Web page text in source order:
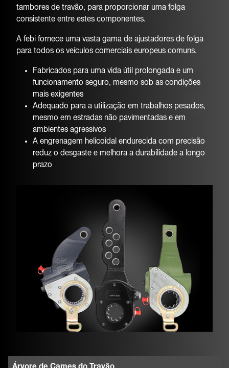
tambores de travão, para proporcionar uma folga
consistente entre estes componentes.
A febi fornece uma vasta gama de ajustadores de folga
para todos os veículos comerciais europeus comuns.
Fabricados para uma vida útil prolongada e um
funcionamento seguro, mesmo sob as condições
mais exigentes
Adequado para a utilização em trabalhos pesados,
mesmo em estradas não pavimentadas e em
ambientes agressivos
A engrenagem helicoidal endurecida com precisão
reduz o desgaste e melhora a durabilidade a longo
prazo